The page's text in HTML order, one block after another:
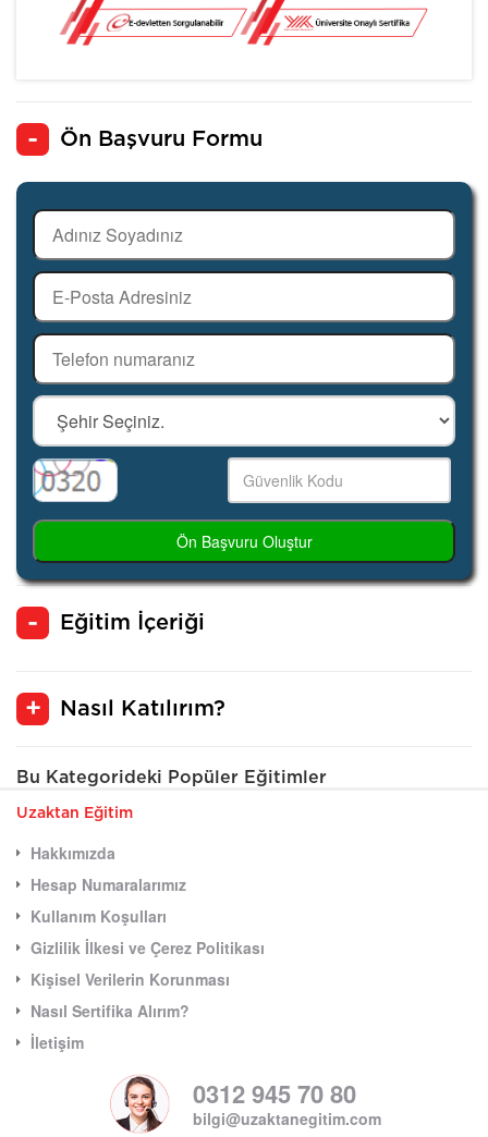
Ön Başvuru Formu
Ön Başvuru Oluştur
Eğitim İçeriği
Nasıl Katılırım?
Bu Kategorideki Popüler Eğitimler
Uzaktan Eğitim
Hakkımızda
Hesap Numaralarımız
Kullanım Koşulları
Gizlilik İlkesi ve Çerez Politikası
Kişisel Verilerin Korunması
Nasıl Sertifika Alırım?
İletişim
0312 945 70 80
bilgi@uzaktanegitim.com